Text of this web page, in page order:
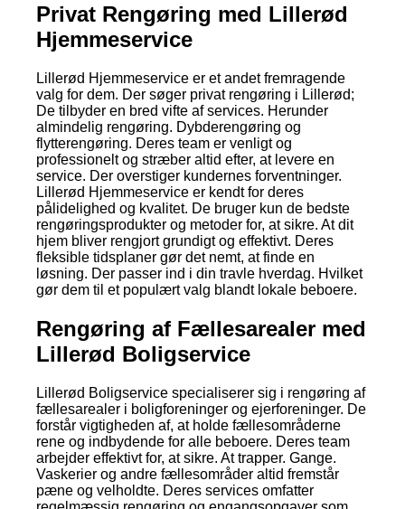
Privat Rengøring med Lillerød
Hjemmeservice
Lillerød Hjemmeservice er et andet fremragende
valg for dem. Der søger privat rengøring i Lillerød;
De tilbyder en bred vifte af services. Herunder
almindelig rengøring. Dybderengøring og
flytterengøring. Deres team er venligt og
professionelt og stræber altid efter, at levere en
service. Der overstiger kundernes forventninger.
Lillerød Hjemmeservice er kendt for deres
pålidelighed og kvalitet. De bruger kun de bedste
rengøringsprodukter og metoder for, at sikre. At dit
hjem bliver rengjort grundigt og effektivt. Deres
fleksible tidsplaner gør det nemt, at finde en
løsning. Der passer ind i din travle hverdag. Hvilket
gør dem til et populært valg blandt lokale beboere.
Rengøring af Fællesarealer med
Lillerød Boligservice
Lillerød Boligservice specialiserer sig i rengøring af
fællesarealer i boligforeninger og ejerforeninger. De
forstår vigtigheden af, at holde fællesområderne
rene og indbydende for alle beboere. Deres team
arbejder effektivt for, at sikre. At trapper. Gange.
Vaskerier og andre fællesområder altid fremstår
pæne og velholdte. Deres services omfatter